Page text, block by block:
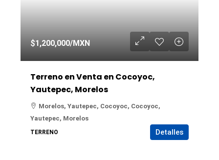
$1,200,000/MXN
Terreno en Venta en Cocoyoc,
Yautepec, Morelos
Morelos, Yautepec, Cocoyoc, Cocoyoc,
Yautepec, Morelos
TERRENO Detalles